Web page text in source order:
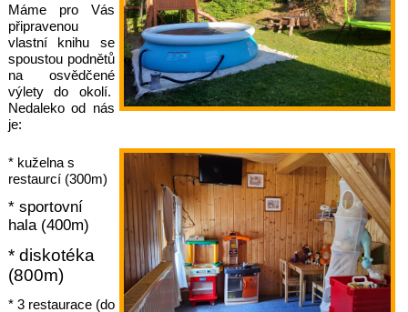
Máme pro Vás
připravenou
vlastní knihu se
spoustou podnětů
na osvědčené
výlety do okolí.
Nedaleko od nás
je:
* kuželna s
restaurcí (300m)
* sportovní
hala (400m)
* diskotéka
(800m)
* 3 restaurace (do